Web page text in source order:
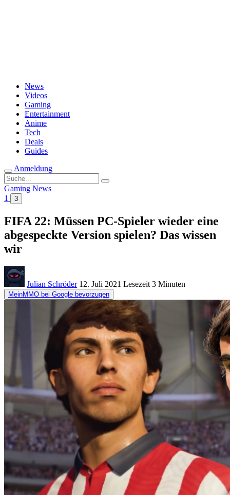
News
Videos
Gaming
Entertainment
Anime
Tech
Deals
Guides
Anmeldung
Suche
nach:
Gaming News
1
3
FIFA 22: Müssen PC-Spieler wieder eine
abgespeckte Version spielen? Das wissen
wir
Julian Schröder 12. Juli 2021 Lesezeit 3 Minuten
MeinMMO bei Google bevorzugen